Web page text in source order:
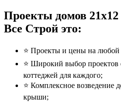
Проекты домов 21x12
Все Строй это:
⭐️ Проекты и цены на
⭐️ Широкий выбор
коттеджей для каждого;
⭐️ Комплексное возведение
крыши;